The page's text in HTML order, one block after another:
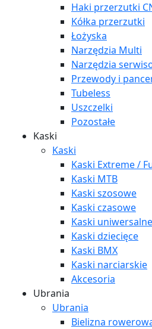
Haki przerzutki
Kółka przerzutki
Łożyska
Narzędzia Multi
Narzędzia
Przewody i
Tubeless
Uszczelki
Pozostałe
Kaski
Kaski
Kaski Extreme /
Kaski MTB
Kaski szosowe
Kaski czasowe
Kaski
Kaski dziecięce
Kaski BMX
Kaski narciarskie
Akcesoria
Ubrania
Ubrania
Bielizna